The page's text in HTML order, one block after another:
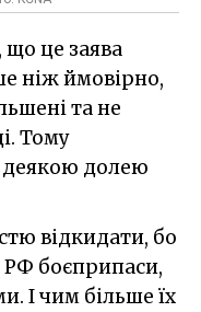
це заява
ніж ймовірно,
та не
Тому
деякою долею
відкидати, бо
боєприпаси,
І чим більше їх